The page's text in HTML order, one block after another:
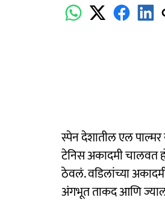
स्पेन देशातील एल पाल्मर
टेनिस अकादमी चालवत
ठेवलं. वडिलांच्या
अंगभूत ताकद आणि